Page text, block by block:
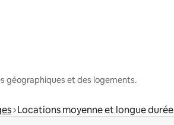
géographiques et des logements.
Locations moyenne et longue durée